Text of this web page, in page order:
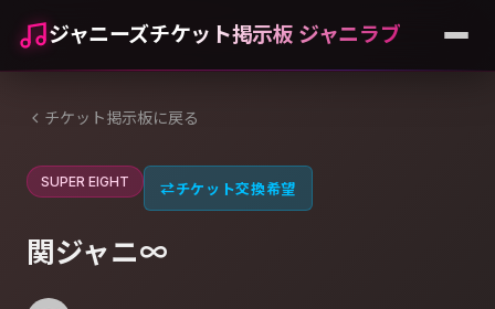
ジャニーズチケット掲示板 ジャニラブ
チケット掲示板に戻る
SUPER EIGHT ⇄チケット交換希望
関ジャニ∞